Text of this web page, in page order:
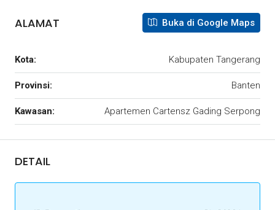
ALAMAT Buka di Google Maps
Kota: Kabupaten Tangerang
Provinsi: Banten
Kawasan: Apartemen Cartensz Gading Serpong
DETAIL